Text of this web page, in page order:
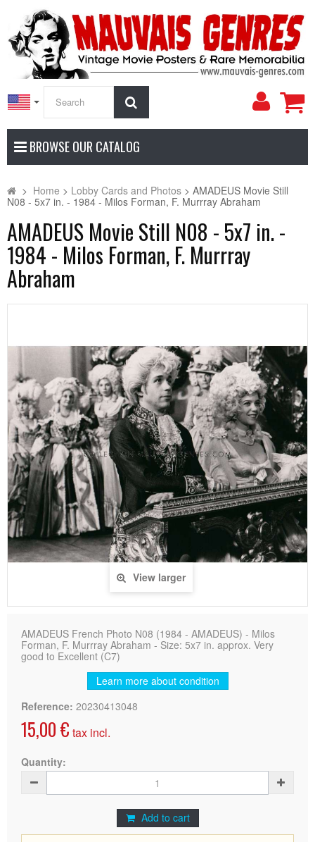
My
BROWSE OUR CATALOG
> Home > Lobby Cards and Photos > AMADEUS Movie Still
N08 - 5x7 in. - 1984 - Milos Forman, F. Murrray Abraham
AMADEUS Movie Still N08 - 5x7 in. -
1984 - Milos Forman, F. Murrray
Abraham
View larger
AMADEUS French Photo N08 (1984 - AMADEUS) - Milos
Forman, F. Murrray Abraham - Size: 5x7 in. approx. Very
good to Excellent (C7)
Learn more about condition
Reference: 20230413048
15,00 € tax incl.
Quantity:
Add to cart